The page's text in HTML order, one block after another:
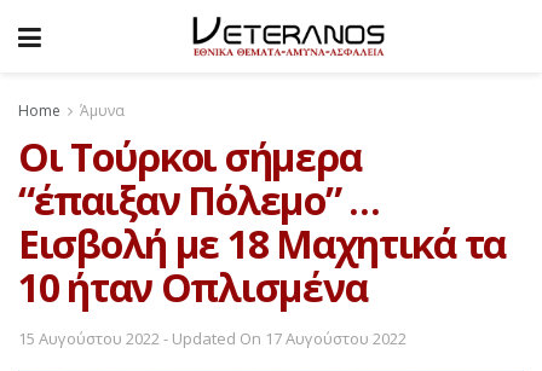
Home Άμυνα
Οι Τούρκοι σήμερα
“έπαιξαν Πόλεμο” …
Εισβολή με 18 Μαχητικά τα
10 ήταν Οπλισμένα
15 Αυγούστου 2022 - Updated On 17 Αυγούστου 2022